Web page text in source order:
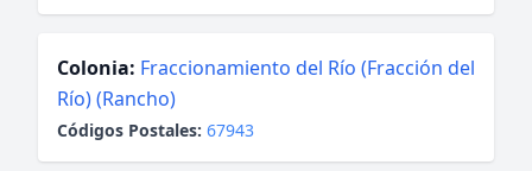
Colonia: Fraccionamiento del Río (Fracción del
Río) (Rancho)
Códigos Postales: 67943